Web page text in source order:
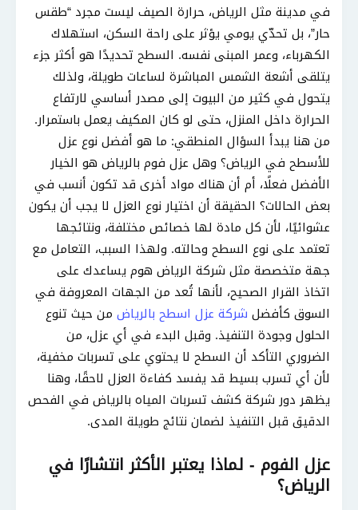
في مدينة مثل الرياض، حرارة الصيف ليست مجرد “طقس
حار”، بل تحدّي يومي يؤثر على راحة السكن، استهلاك
الكهرباء، وعمر المبنى نفسه. السطح تحديدًا هو أكثر جزء
يتلقى أشعة الشمس المباشرة لساعات طويلة، ولذلك
يتحول في كثير من البيوت إلى مصدر أساسي لارتفاع
الحرارة داخل المنزل، حتى لو كان المكيف يعمل باستمرار.
من هنا يبدأ السؤال المنطقي: ما هو أفضل نوع عزل
للأسطح في الرياض؟ وهل عزل فوم بالرياض هو الخيار
الأفضل فعلًا، أم أن هناك مواد أخرى قد تكون أنسب في
بعض الحالات؟ الحقيقة أن اختيار نوع العزل لا يجب أن يكون
عشوائيًا، لأن كل مادة لها خصائص مختلفة، ونتائجها
تعتمد على نوع السطح وحالته. ولهذا السبب، التعامل مع
جهة متخصصة مثل شركة الرياض هوم يساعدك على
اتخاذ القرار الصحيح، لأنها تُعد من الجهات المعروفة في
السوق كأفضل شركة عزل اسطح بالرياض من حيث تنوع
الحلول وجودة التنفيذ. وقبل البدء في أي عزل، من
الضروري التأكد أن السطح لا يحتوي على تسربات مخفية،
لأن أي تسرب بسيط قد يفسد كفاءة العزل لاحقًا، وهنا
يظهر دور شركة كشف تسربات المياه بالرياض في الفحص
الدقيق قبل التنفيذ لضمان نتائج طويلة المدى.
عزل الفوم - لماذا يعتبر الأكثر انتشارًا في
الرياض؟